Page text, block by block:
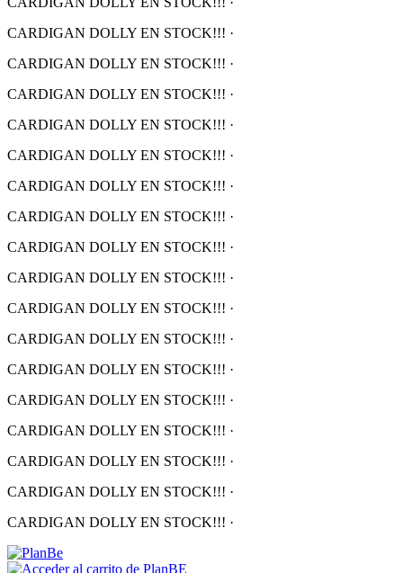
CARDIGAN DOLLY EN STOCK!!! ·
CARDIGAN DOLLY EN STOCK!!! ·
CARDIGAN DOLLY EN STOCK!!! ·
CARDIGAN DOLLY EN STOCK!!! ·
CARDIGAN DOLLY EN STOCK!!! ·
CARDIGAN DOLLY EN STOCK!!! ·
CARDIGAN DOLLY EN STOCK!!! ·
CARDIGAN DOLLY EN STOCK!!! ·
CARDIGAN DOLLY EN STOCK!!! ·
CARDIGAN DOLLY EN STOCK!!! ·
CARDIGAN DOLLY EN STOCK!!! ·
CARDIGAN DOLLY EN STOCK!!! ·
CARDIGAN DOLLY EN STOCK!!! ·
CARDIGAN DOLLY EN STOCK!!! ·
CARDIGAN DOLLY EN STOCK!!! ·
CARDIGAN DOLLY EN STOCK!!! ·
CARDIGAN DOLLY EN STOCK!!! ·